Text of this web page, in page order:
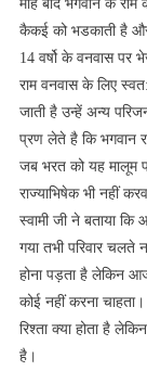
माह बाद भगवान के राम
कैकई को भडकाती है
14 वर्षो के वनवास पर
राम वनवास के लिए
जाती है उन्हें अन्य
प्रण लेते है कि भगवान
जब भरत को यह मालूम
राज्याभिषेक भी नहीं
स्वामी जी ने बताया
गया तभी परिवार चलते
होना पड़ता है लेकिन
कोई नहीं करना
रिश्ता क्या होता है
है।